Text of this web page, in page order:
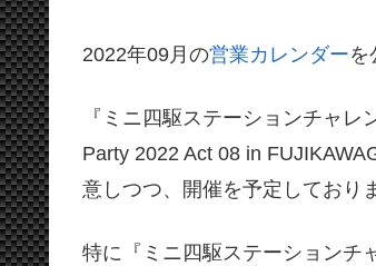
2022年09月の営業カレンダーを
『ミニ四駆ステーションチャ
Party 2022 Act 08 in
意しつつ、開催を予定しており
特に『ミニ四駆ステーションチ